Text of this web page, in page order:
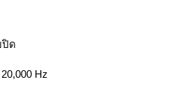
ด
Hz